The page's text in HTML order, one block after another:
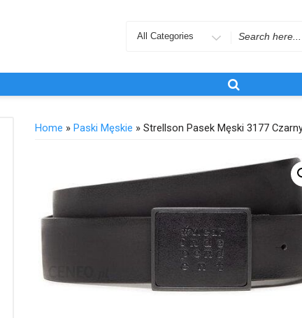
Search
Home » Paski Męskie » Strellson Pasek Męski 3177